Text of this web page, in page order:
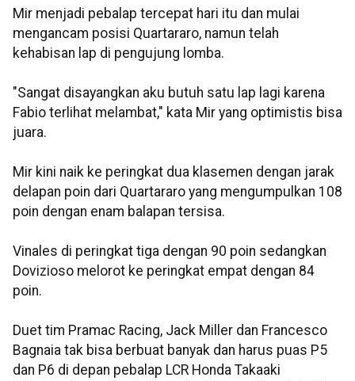
Mir menjadi pebalap tercepat hari itu dan mulai
mengancam posisi Quartararo, namun telah
kehabisan lap di pengujung lomba.
"Sangat disayangkan aku butuh satu lap lagi karena
Fabio terlihat melambat," kata Mir yang optimistis bisa
juara.
Mir kini naik ke peringkat dua klasemen dengan jarak
delapan poin dari Quartararo yang mengumpulkan 108
poin dengan enam balapan tersisa.
Vinales di peringkat tiga dengan 90 poin sedangkan
Dovizioso melorot ke peringkat empat dengan 84
poin.
Duet tim Pramac Racing, Jack Miller dan Francesco
Bagnaia tak bisa berbuat banyak dan harus puas P5
dan P6 di depan pebalap LCR Honda Takaaki